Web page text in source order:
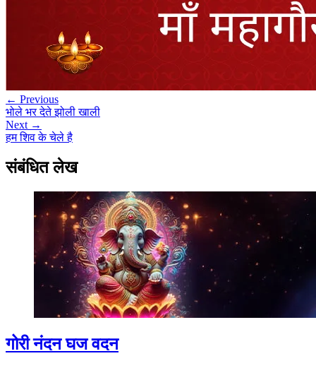
← Previous
भोले भर देते झोली खाली
Next →
हम शिव के चेले है
संबंधित लेख
गोरी नंदन घज वदन